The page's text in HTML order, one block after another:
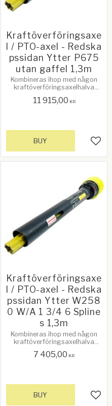
to favorites
Kraftöverföringsaxe
l / PTO-axel - Redska
pssidan Ytter P675
utan gaffel 1,3m
Kombineras ihop med någon
kraftöverföringsaxelhalva
relaterade produkter!
11 915,00 KR
BUY
to favorites
Kraftöverföringsaxe
l / PTO-axel - Redska
pssidan Ytter W258
0 W/A 1 3/4 6 Spline
s 1,3m
Kombineras ihop med någon
kraftöverföringsaxelhalva
relaterade produkter!
7 405,00 KR
BUY